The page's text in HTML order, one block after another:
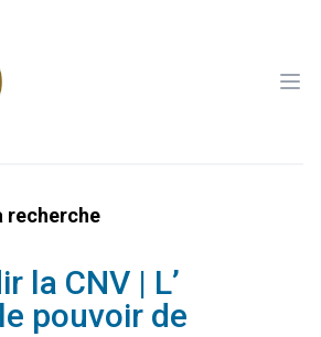
recherche
la CNV | L’
pouvoir de